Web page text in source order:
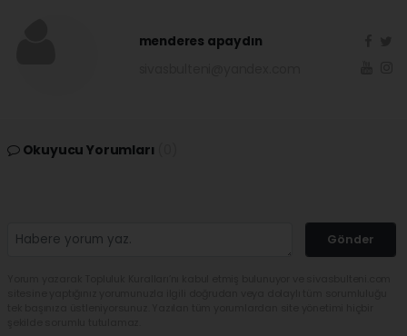
menderes apaydın
Okuyucu Yorumları
Gönder